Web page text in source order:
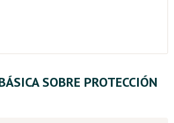
SOBRE PROTECCIÓN